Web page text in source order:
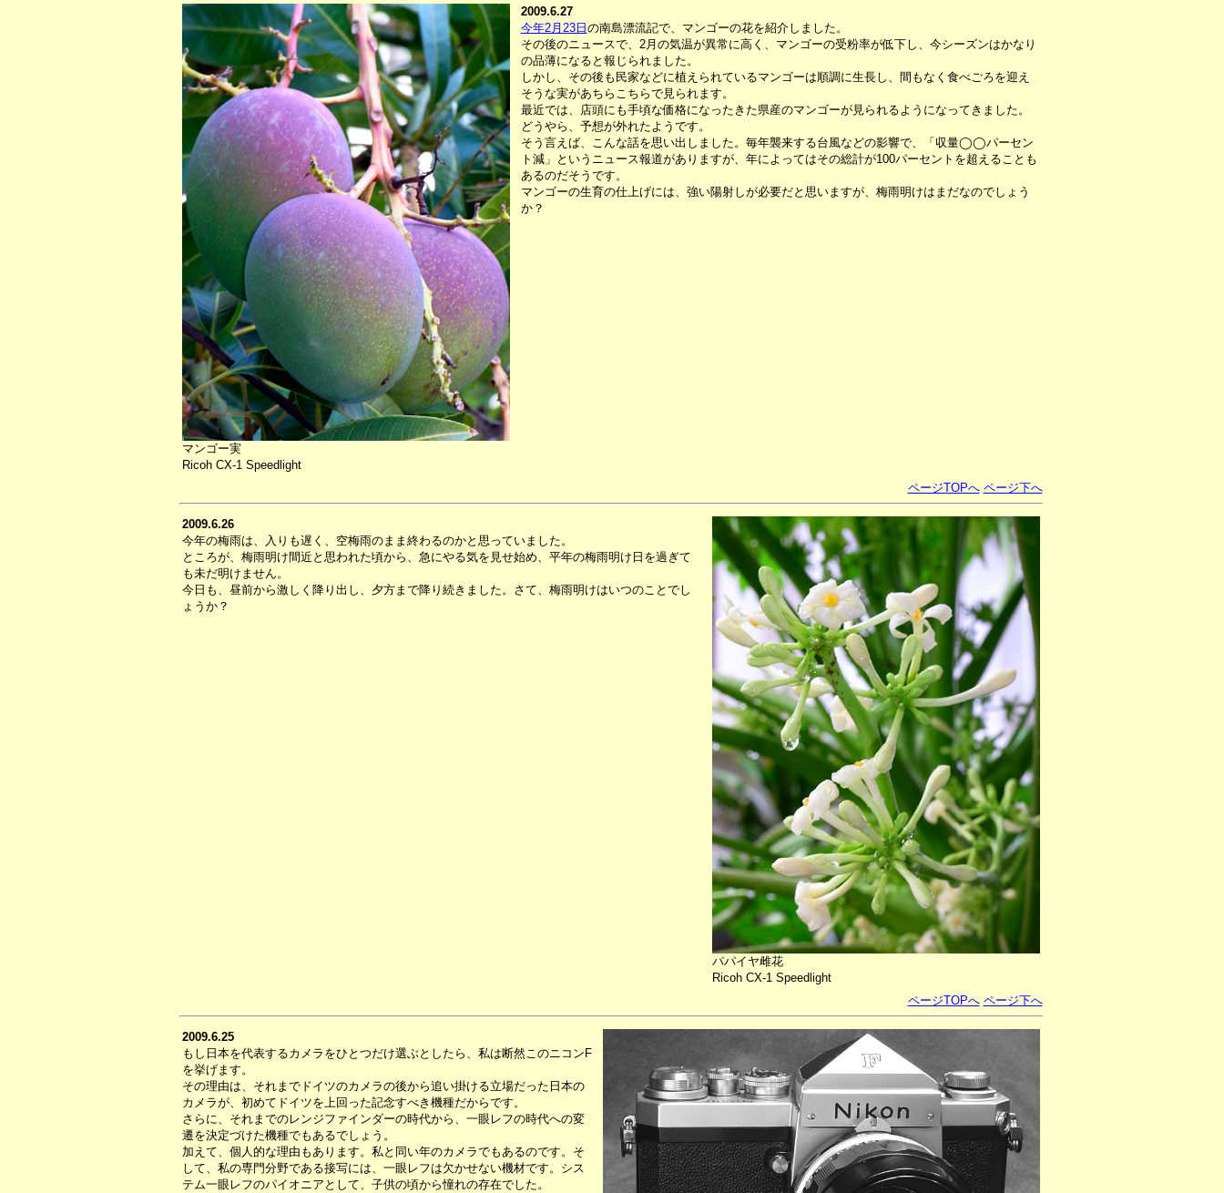
マンゴー実
Ricoh CX-1 Speedlight
2009.6.27
今年2月23日 の南島漂流記で、マンゴーの花を紹介しました。
その後のニュースで、2月の気温が異常に高く、マンゴーの受粉率が低下し、今シーズンはかなり
の品薄になると報じられました。
しかし、その後も民家などに植えられているマンゴーは順調に生長し、間もなく食べごろを迎え
そうな実があちらこちらで見られます。
最近では、店頭にも手頃な価格になったきた県産のマンゴーが見られるようになってきました。
どうやら、予想が外れたようです。
そう言えば、こんな話を思い出しました。毎年襲来する台風などの影響で、「収量◯◯パーセン
ト減」というニュース報道がありますが、年によってはその総計が100パーセントを超えることも
あるのだそうです。
マンゴーの生育の仕上げには、強い陽射しが必要だと思いますが、梅雨明けはまだなのでしょう
か？
ページTOPへ ページ下へ
2009.6.26
今年の梅雨は、入りも遅く、空梅雨のまま終わるのかと思っていました。
ところが、梅雨明け間近と思われた頃から、急にやる気を見せ始め、平年の梅雨明け日を過ぎて
も未だ明けません。
今日も、昼前から激しく降り出し、夕方まで降り続きました。さて、梅雨明けはいつのことでし
ょうか？
パパイヤ雌花
Ricoh CX-1 Speedlight
ページTOPへ ページ下へ
2009.6.25
もし日本を代表するカメラをひとつだけ選ぶとしたら、私は断然このニコンF
を挙げます。
その理由は、それまでドイツのカメラの後から追い掛ける立場だった日本の
カメラが、初めてドイツを上回った記念すべき機種だからです。
さらに、それまでのレンジファインダーの時代から、一眼レフの時代への変
遷を決定づけた機種でもあるでしょう。
加えて、個人的な理由もあります。私と同い年のカメラでもあるのです。そ
して、私の専門分野である接写には、一眼レフは欠かせない機材です。シス
テム一眼レフのパイオニアとして、子供の頃から憧れの存在でした。